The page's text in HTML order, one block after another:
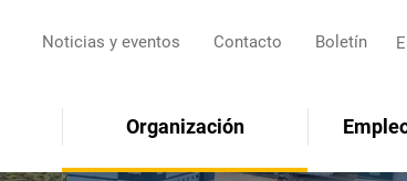
Noticias y eventos Contacto Boletín
Organización